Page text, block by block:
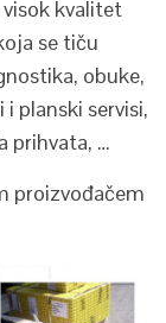
kvalitet
se tiču
obuke,
planski servisi,
prihvata, …
proizvođačem